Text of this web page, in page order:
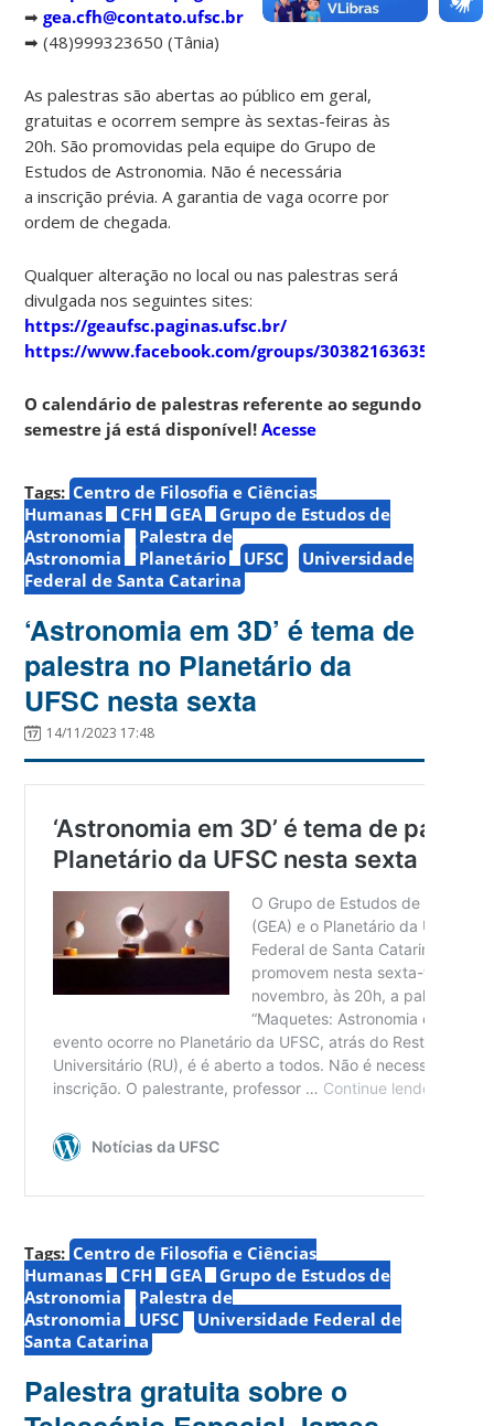
➡gea.cfh@contato.ufsc.br
➡ (48)999323650 (Tânia)
As palestras são abertas ao público em geral,
gratuitas e ocorrem sempre às sextas-feiras às
20h. São promovidas pela equipe do Grupo de
Estudos de Astronomia. Não é necessária
a inscrição prévia. A garantia de vaga ocorre por
ordem de chegada.
Qualquer alteração no local ou nas palestras será
divulgada nos seguintes sites:
https://geaufsc.paginas.ufsc.br/
https://www.facebook.com/groups/303821636357910
O calendário de palestras referente ao segundo
semestre já está disponível!Acesse
Tags: Centro de Filosofia e Ciências
Humanas
CFH GEA
Grupo de Estudos de
Astronomia
Palestra de
Astronomia
Planetário UFSC
Universidade
Federal de Santa Catarina
‘Astronomia em 3D’ é tema de
palestra no Planetário da
UFSC nesta sexta
14/11/2023 17:48
Tags: Centro de Filosofia e Ciências
Humanas
CFH GEA
Grupo de Estudos de
Astronomia
Palestra de
Astronomia
UFSC
Universidade Federal de
Santa Catarina
Palestra gratuita sobre o